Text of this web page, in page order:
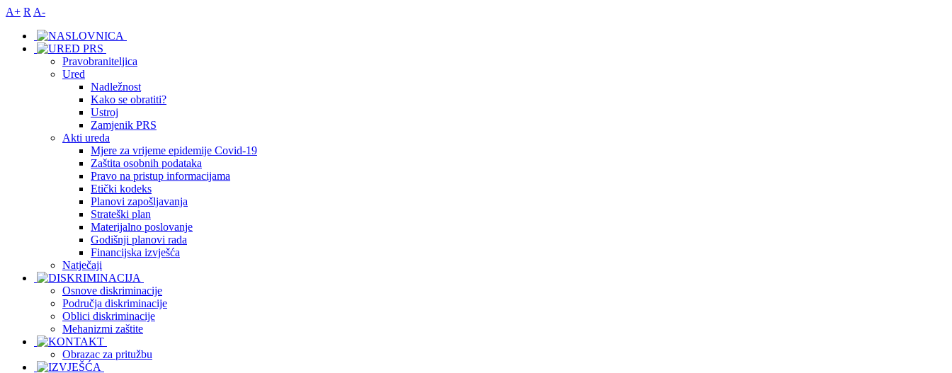
A+ R A-
Pravobraniteljica
Ured
Nadležnost
Kako se obratiti?
Ustroj
Zamjenik PRS
Akti ureda
Mjere za vrijeme epidemije Covid-19
Zaštita osobnih podataka
Pravo na pristup informacijama
Etički kodeks
Planovi zapošljavanja
Strateški plan
Materijalno poslovanje
Godišnji planovi rada
Financijska izvješća
Natječaji
Osnove diskriminacije
Područja diskriminacije
Oblici diskriminacije
Mehanizmi zaštite
Obrazac za pritužbu